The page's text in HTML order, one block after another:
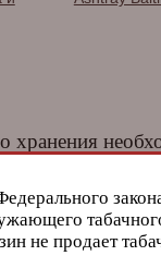
хранения
не продает